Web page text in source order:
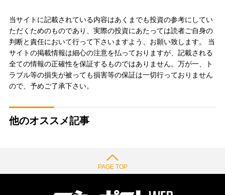
当サイトに記載されている内容はあくまでも投資の参考にしてい
ただくためのものであり、実際の投資にあたっては読者ご自身の
判断と責任において行って下さいますよう、お願い致します。 当
サイトの掲載情報は細心の注意を払っておりますが、記載される
全ての情報の正確性を保証するものではありません。万が一、ト
ラブル等の損失が被っても損害等の保証は一切行っておりません
ので、予めご了承下さい。
他のオススメ記事
PAGE TOP